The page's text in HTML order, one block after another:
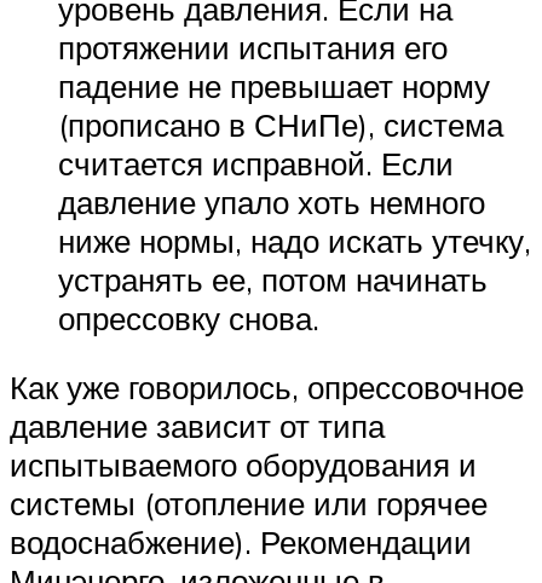
уровень давления. Если на
протяжении испытания его
падение не превышает норму
(прописано в СНиПе), система
считается исправной. Если
давление упало хоть немного
ниже нормы, надо искать утечку,
устранять ее, потом начинать
опрессовку снова.
Как уже говорилось, опрессовочное
давление зависит от типа
испытываемого оборудования и
системы (отопление или горячее
водоснабжение). Рекомендации